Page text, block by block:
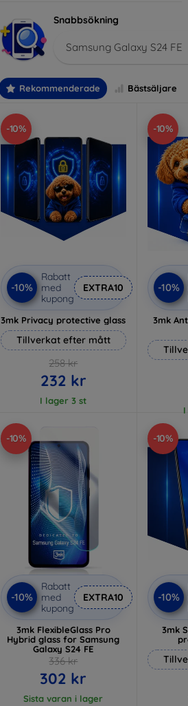
Snabbsökning
Samsung Galaxy S24 FE
Rekommenderade Bästsäljare
-10%
-10%
Rabatt
med
kupong
EXTRA10
3mk Privacy protective glass
Tillverkat efter mått
258 kr
232 kr
I lager 3 st
-10%
-10%
3mk
-10%
-10%
Rabatt
med
kupong
EXTRA10
3mk FlexibleGlass Pro
Hybrid glass for Samsung
Galaxy S24 FE
336 kr
302 kr
Sista varan i lager
-10%
-10%
3mk